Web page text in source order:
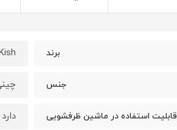
برند
جنس
قابلیت استفاده در ماشین ظرفشویی دارد